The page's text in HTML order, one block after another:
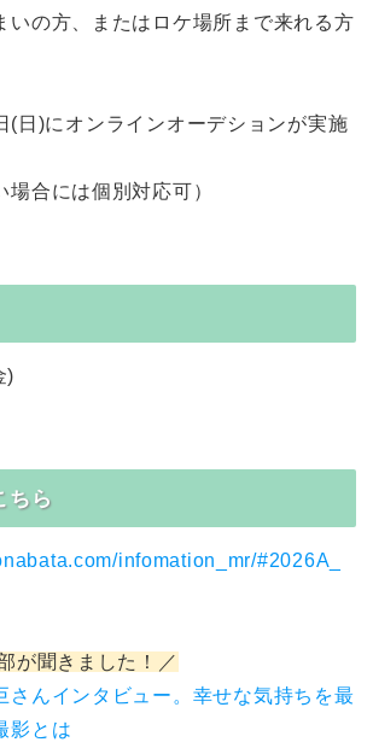
いの方、またはロケ場所まで来れる方
(日)にオンラインオーデションが実施
場合には個別対応可）
)
ちら
infomation_mr/#2026A_
が聞きました！／
さんインタビュー。幸せな気持ちを最
影とは